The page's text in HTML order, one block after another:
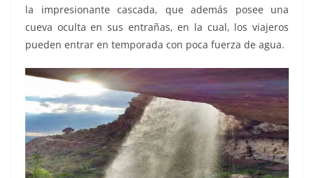
la impresionante cascada, que además posee una
cueva oculta en sus entrañas, en la cual, los viajeros
pueden entrar en temporada con poca fuerza de agua.